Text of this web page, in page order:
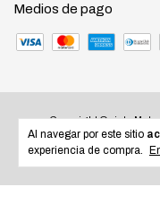
Al navegar por este sitio
experiencia de compra.
Medios de pago
Copyright Quinta